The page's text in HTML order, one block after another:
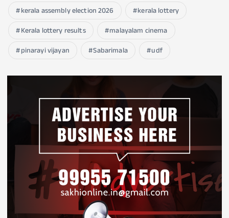
kerala assembly election 2026
kerala lottery
Kerala lottery results
malayalam cinema
pinarayi vijayan
Sabarimala udf